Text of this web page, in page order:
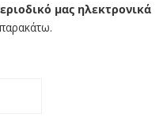
μας ηλεκτρονικά